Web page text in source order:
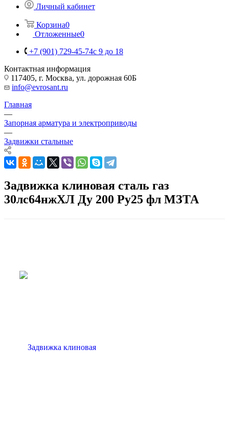
Личный кабинет
Корзина0
Отложенные0
+7 (901) 729-45-74c 9 до 18
Контактная информация
117405, г. Москва, ул. дорожная 60Б
info@evrosant.ru
Главная
—
Запорная арматура и электроприводы
—
Задвижки стальные
Задвижка клиновая сталь газ
30лс64нжХЛ Ду 200 Ру25 фл МЗТА